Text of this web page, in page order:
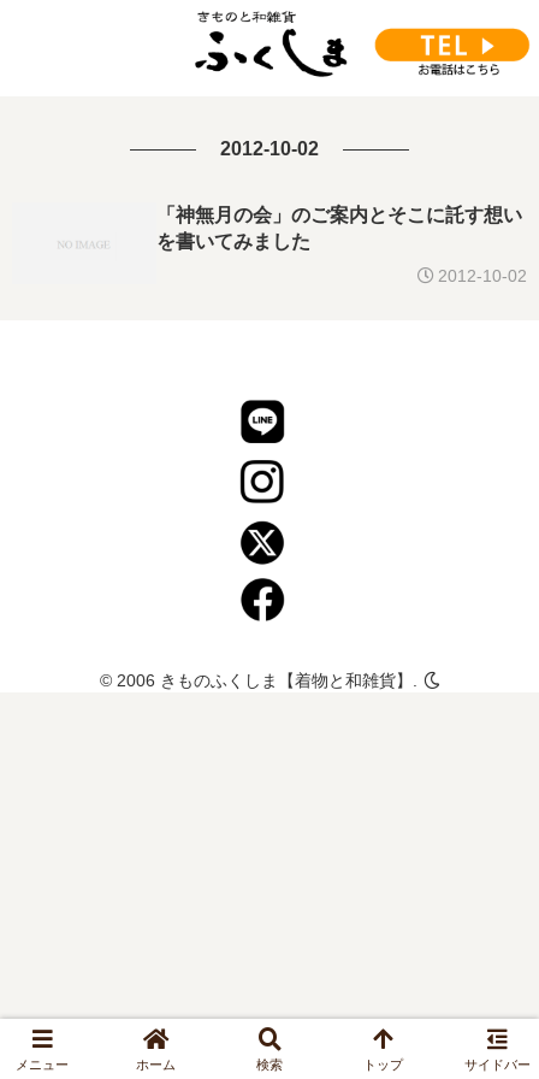
2012-10-02
「神無月の会」のご案内とそこに託す想い
を書いてみました
2012-10-02
© 2006 きものふくしま【着物と和雑貨】.
メニュー ホーム 検索 トップ サイドバー